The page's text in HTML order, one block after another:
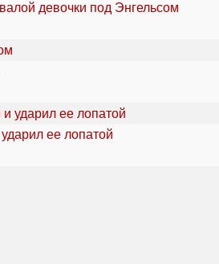
девочки под Энгельсом
ее лопатой